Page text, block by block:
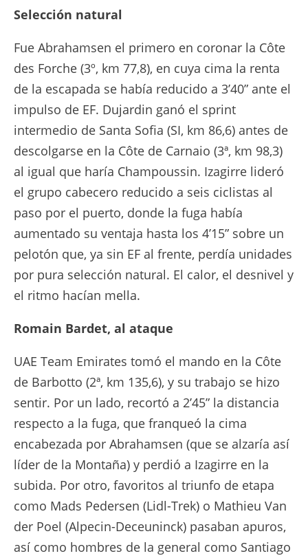
Selección natural
Fue Abrahamsen el primero en coronar la Côte
des Forche (3º, km 77,8), en cuya cima la renta
de la escapada se había reducido a 3’40” ante el
impulso de EF. Dujardin ganó el sprint
intermedio de Santa Sofia (SI, km 86,6) antes de
descolgarse en la Côte de Carnaio (3ª, km 98,3)
al igual que haría Champoussin. Izagirre lideró
el grupo cabecero reducido a seis ciclistas al
paso por el puerto, donde la fuga había
aumentado su ventaja hasta los 4’15” sobre un
pelotón que, ya sin EF al frente, perdía unidades
por pura selección natural. El calor, el desnivel y
el ritmo hacían mella.
Romain Bardet, al ataque
UAE Team Emirates tomó el mando en la Côte
de Barbotto (2ª, km 135,6), y su trabajo se hizo
sentir. Por un lado, recortó a 2’45” la distancia
respecto a la fuga, que franqueó la cima
encabezada por Abrahamsen (que se alzaría así
líder de la Montaña) y perdió a Izagirre en la
subida. Por otro, favoritos al triunfo de etapa
como Mads Pedersen (Lidl-Trek) o Mathieu Van
der Poel (Alpecin-Deceuninck) pasaban apuros,
así como hombres de la general como Santiago